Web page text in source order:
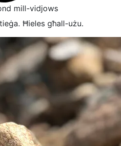
mill-vidjows
Ħieles għall-użu.